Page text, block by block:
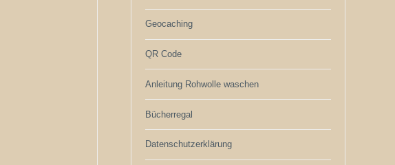
Geocaching
QR Code
Anleitung Rohwolle waschen
Bücherregal
Datenschutzerklärung